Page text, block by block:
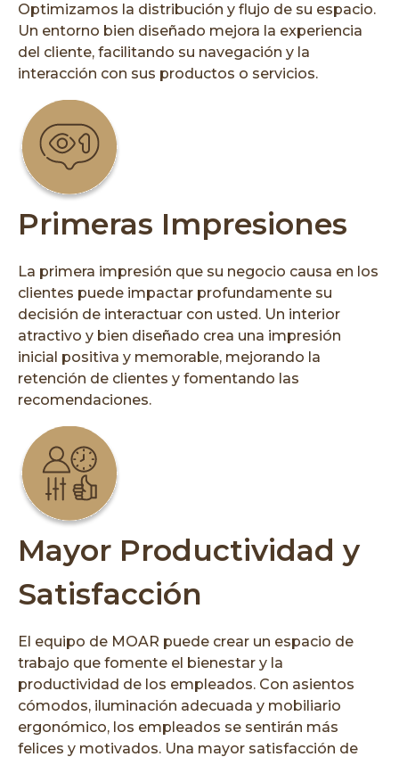
Optimizamos la distribución y flujo de su espacio.
Un entorno bien diseñado mejora la experiencia
del cliente, facilitando su navegación y la
interacción con sus productos o servicios.
Primeras Impresiones
La primera impresión que su negocio causa en los
clientes puede impactar profundamente su
decisión de interactuar con usted. Un interior
atractivo y bien diseñado crea una impresión
inicial positiva y memorable, mejorando la
retención de clientes y fomentando las
recomendaciones.
Mayor Productividad y
Satisfacción
El equipo de MOAR puede crear un espacio de
trabajo que fomente el bienestar y la
productividad de los empleados. Con asientos
cómodos, iluminación adecuada y mobiliario
ergonómico, los empleados se sentirán más
felices y motivados. Una mayor satisfacción de